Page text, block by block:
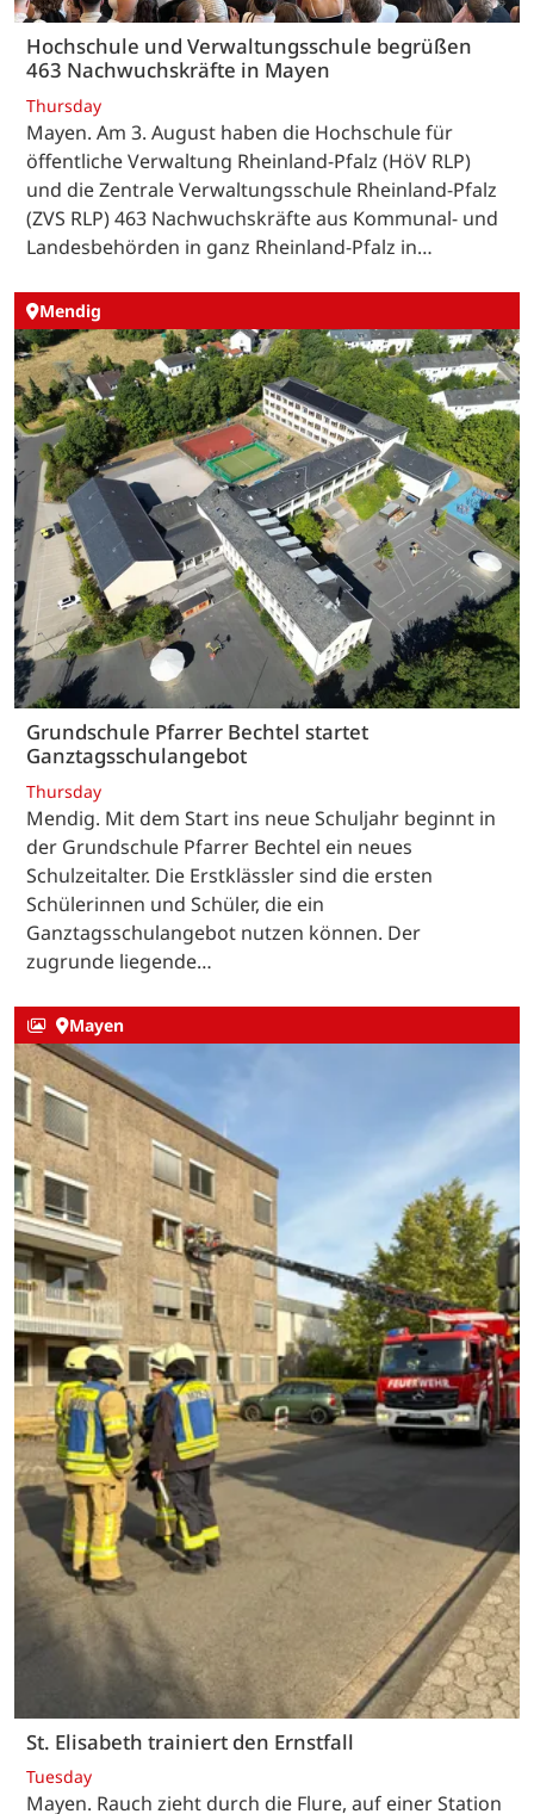
Hochschule und Verwaltungsschule begrüßen
463 Nachwuchskräfte in Mayen
Thursday
Mayen. Am 3. August haben die Hochschule für
öffentliche Verwaltung Rheinland-Pfalz (HöV RLP)
und die Zentrale Verwaltungsschule Rheinland-Pfalz
(ZVS RLP) 463 Nachwuchskräfte aus Kommunal- und
Landesbehörden in ganz Rheinland-Pfalz in…
Mendig
Grundschule Pfarrer Bechtel startet
Ganztagsschulangebot
Thursday
Mendig. Mit dem Start ins neue Schuljahr beginnt in
der Grundschule Pfarrer Bechtel ein neues
Schulzeitalter. Die Erstklässler sind die ersten
Schülerinnen und Schüler, die ein
Ganztagsschulangebot nutzen können. Der
zugrunde liegende…
Mayen
St. Elisabeth trainiert den Ernstfall
Tuesday
Mayen. Rauch zieht durch die Flure, auf einer Station